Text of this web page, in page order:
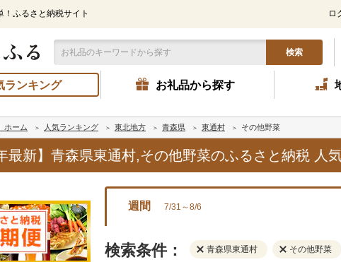
！ふるさと納税サイト ロ
検索
ランキング お礼品から探す
ホーム 人気ランキング 東北地方 青森県 東通村 その他野菜
最新】青森県東通村,その他野菜のふるさと納税 人
週間 7/31～8/6
検索条件： 青森県東通村 その他野菜